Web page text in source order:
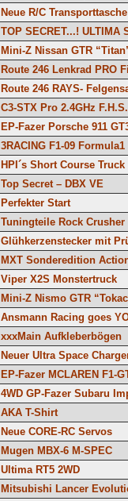
Neue R/C Transporttasche
TOP SECRET...! ULTIMA
Mini-Z Nissan GTR
Route 246 Lenkrad PRO
Route 246 RAYS-
C3-STX Pro 2.4GHz
EP-Fazer Porsche 911
3RACING F1-09 Formula1
HPI´s Short Course Truck
Top Secret – DBX VE
Perfekter Start
Tuningteile Rock Crusher
Glühkerzenstecker mit
MXT Sonderedition
Viper X2S Monstertruck
Mini-Z Nismo GTR
Ansmann Racing goes
xxxMain Aufkleberbögen
Neuer Ultra Space
EP-Fazer MCLAREN F1-
4WD GP-Fazer Subaru
AKA T-Shirt
Neue CORE-RC Servos
Mugen MBX-6 M-SPEC
Ultima RT5 2WD
Mitsubishi Lancer